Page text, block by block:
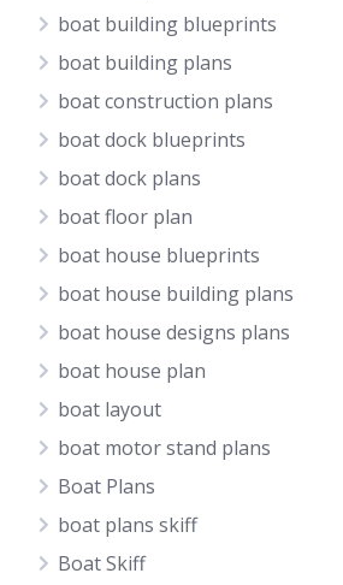
boat building blueprints
boat building plans
boat construction plans
boat dock blueprints
boat dock plans
boat floor plan
boat house blueprints
boat house building plans
boat house designs plans
boat house plan
boat layout
boat motor stand plans
Boat Plans
boat plans skiff
Boat Skiff